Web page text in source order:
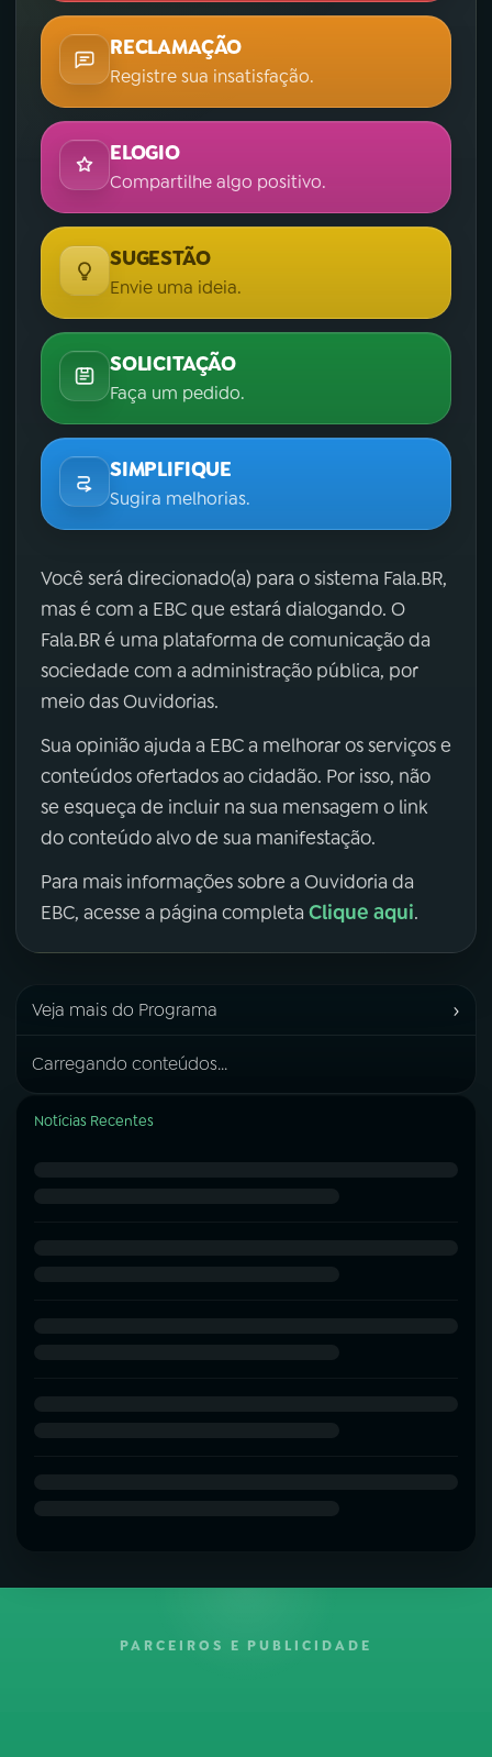
RECLAMAÇÃO
Registre sua insatisfação.
ELOGIO
Compartilhe algo positivo.
SUGESTÃO
Envie uma ideia.
SOLICITAÇÃO
Faça um pedido.
SIMPLIFIQUE
Sugira melhorias.
Você será direcionado(a) para o sistema Fala.BR,
mas é com a EBC que estará dialogando. O
Fala.BR é uma plataforma de comunicação da
sociedade com a administração pública, por
meio das Ouvidorias.
Sua opinião ajuda a EBC a melhorar os serviços e
conteúdos ofertados ao cidadão. Por isso, não
se esqueça de incluir na sua mensagem o link
do conteúdo alvo de sua manifestação.
Para mais informações sobre a Ouvidoria da
EBC, acesse a página completa Clique aqui.
Veja mais do Programa ›
Carregando conteúdos...
Notícias Recentes
PARCEIROS E PUBLICIDADE